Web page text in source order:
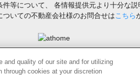
等について、 各情報提供元より十分な
いての不動産会社様のお問合せはこちら
ーム（株）またはその情報提供者に帰属します。
and quality of our site and for utilizing
through cookies at your discretion